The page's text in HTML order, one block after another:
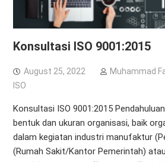
Konsultasi ISO 9001:2015
August 25, 2022 Muhammad
ISO
Konsultasi ISO 9001:2015
bentuk dan ukuran organisasi, baik
dalam kegiatan industri manufaktur
(Rumah Sakit/Kantor Pemerintah)